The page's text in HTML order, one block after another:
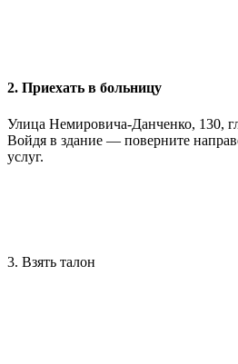
2. Приехать в больницу
Улица Немировича-Данченко, 130,
Войдя в здание — поверните
услуг.
3. Взять талон